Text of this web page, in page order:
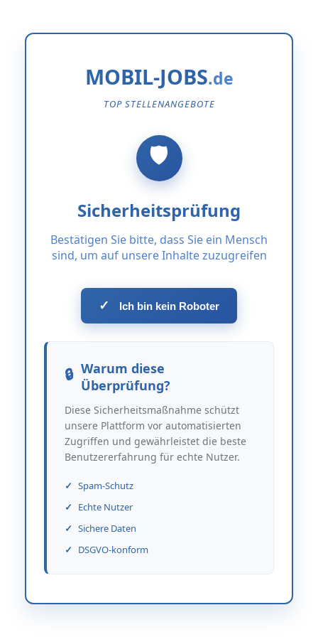
MOBIL-JOBS
TOP STELLENANGEBOTE
Sicherheitsprüfung
Bestätigen Sie bitte, dass Sie ein Mensch
sind, um auf unsere Inhalte zuzugreifen
✓ Ich bin kein Roboter
Warum diese
Überprüfung?
Diese Sicherheitsmaßnahme schützt
unsere Plattform vor automatisierten
Zugriffen und gewährleistet die beste
Benutzererfahrung für echte Nutzer.
Spam-Schutz
Echte Nutzer
Sichere Daten
DSGVO-konform